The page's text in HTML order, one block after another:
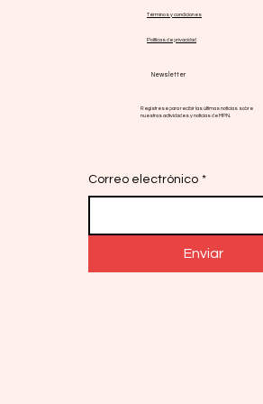
Newsletter
Regístrese para recibir las últimas noticias sobre
nuestras actividades y noticias de MPN.
Correo electrónico *
Enviar
Términos y condiciones
Políticas de privacidad